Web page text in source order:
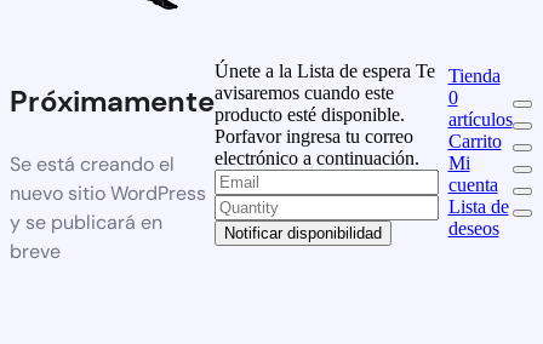
Próximamente
Se está creando el
nuevo sitio WordPress
y se publicará en
breve
Únete a la Lista de espera Te
avisaremos cuando este
producto esté disponible.
Porfavor ingresa tu correo
electrónico a continuación.
Notificar disponibilidad
Tienda
0
artículos
Carrito
Mi
cuenta
Lista de
deseos